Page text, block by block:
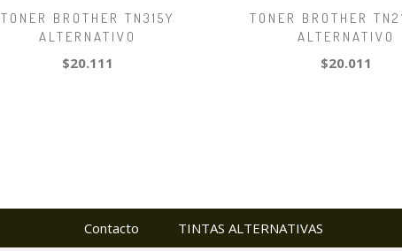
TONER BROTHER TN315Y
ALTERNATIVO
$20.111
TONER BROTHER
ALTERNATIVO
$20.011
Contacto TINTAS ALTERNATIVAS